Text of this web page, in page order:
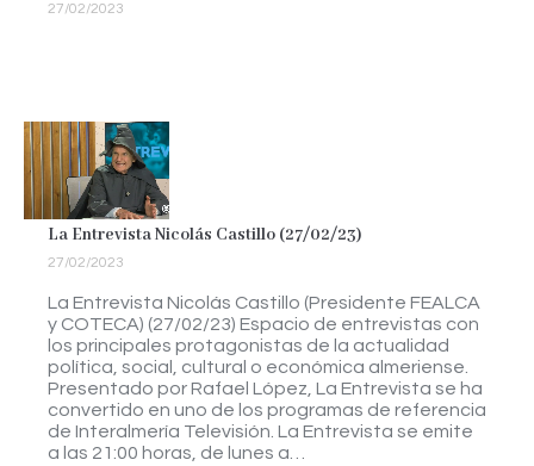
27/02/2023
La Entrevista Nicolás Castillo (27/02/23)
27/02/2023
La Entrevista Nicolás Castillo (Presidente FEALCA
y COTECA) (27/02/23) Espacio de entrevistas con
los principales protagonistas de la actualidad
política, social, cultural o económica almeriense.
Presentado por Rafael López, La Entrevista se ha
convertido en uno de los programas de referencia
de Interalmería Televisión. La Entrevista se emite
a las 21:00 horas, de lunes a…